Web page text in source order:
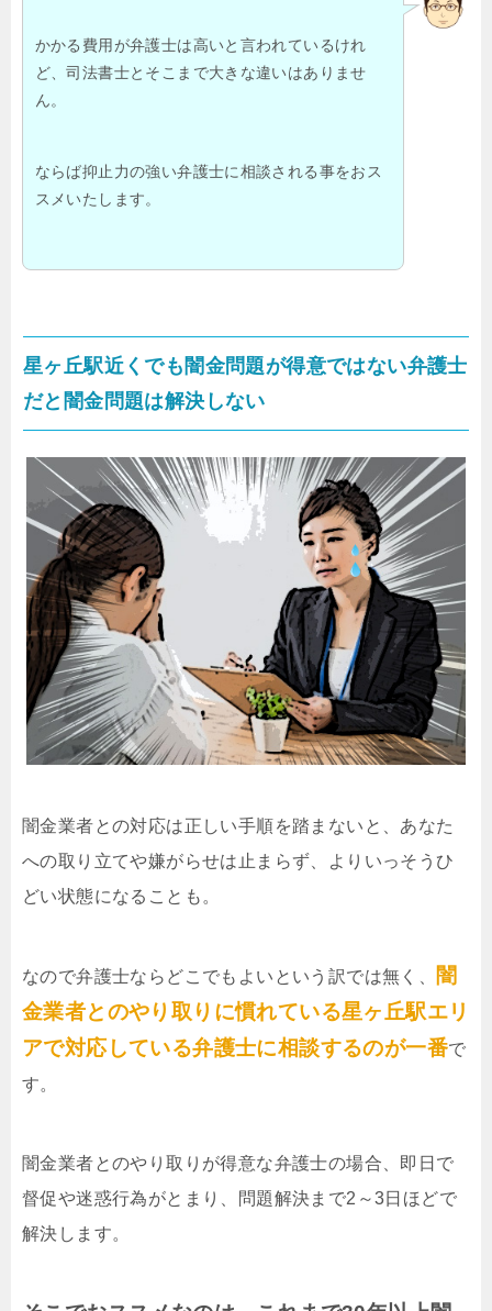
かかる費用が弁護士は高いと言われているけれ
ど、司法書士とそこまで大きな違いはありませ
ん。
ならば抑止力の強い弁護士に相談される事をおス
スメいたします。
星ヶ丘駅近くでも闇金問題が得意ではない弁護士
だと闇金問題は解決しない
闇金業者との対応は正しい手順を踏まないと、あなた
への取り立てや嫌がらせは止まらず、よりいっそうひ
どい状態になることも。
なので弁護士ならどこでもよいという訳では無く、
闇
金業者とのやり取りに慣れている星ヶ丘駅エリ
アで対応している弁護士に相談するのが一番で
す。
闇金業者とのやり取りが得意な弁護士の場合、即日で
督促や迷惑行為がとまり、問題解決まで2～3日ほどで
解決します。